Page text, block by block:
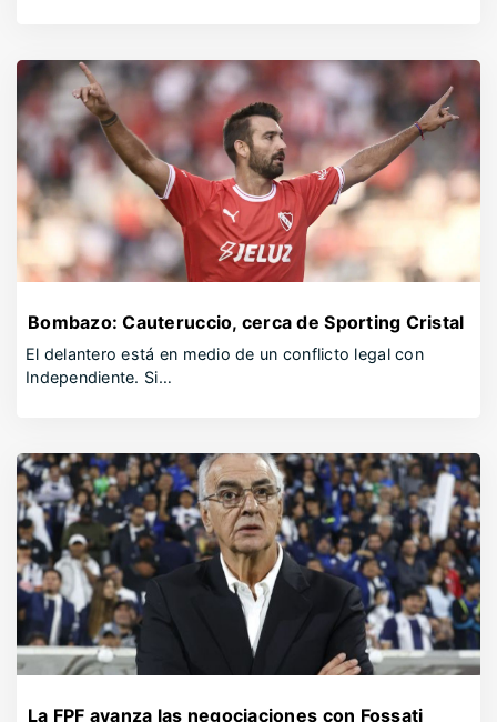
Bombazo: Cauteruccio, cerca de Sporting Cristal
El delantero está en medio de un conflicto legal con
Independiente. Si…
La FPF avanza las negociaciones con Fossati